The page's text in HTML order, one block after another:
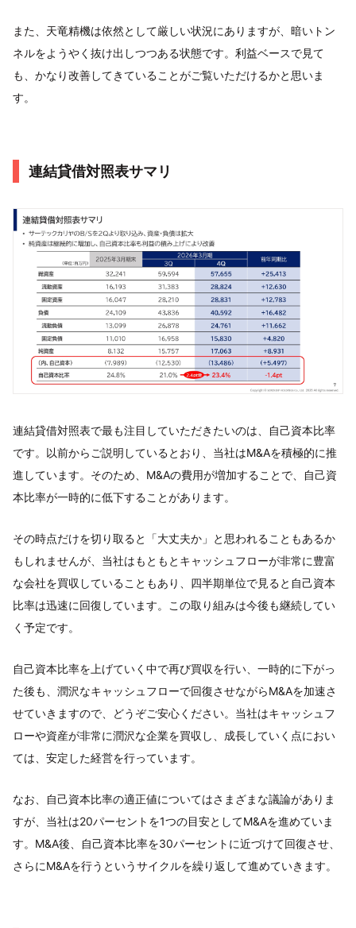
また、天竜精機は依然として厳しい状況にありますが、暗いトン
ネルをようやく抜け出しつつある状態です。利益ベースで見て
も、かなり改善してきていることがご覧いただけるかと思いま
す。
連結貸借対照表サマリ
連結貸借対照表で最も注目していただきたいのは、自己資本比率
です。以前からご説明しているとおり、当社はM&Aを積極的に推
進しています。そのため、M&Aの費用が増加することで、自己資
本比率が一時的に低下することがあります。
その時点だけを切り取ると「大丈夫か」と思われることもあるか
もしれませんが、当社はもともとキャッシュフローが非常に豊富
な会社を買収していることもあり、四半期単位で見ると自己資本
比率は迅速に回復しています。この取り組みは今後も継続してい
く予定です。
自己資本比率を上げていく中で再び買収を行い、一時的に下がっ
た後も、潤沢なキャッシュフローで回復させながらM&Aを加速さ
せていきますので、どうぞご安心ください。当社はキャッシュフ
ローや資産が非常に潤沢な企業を買収し、成長していく点におい
ては、安定した経営を行っています。
なお、自己資本比率の適正値についてはさまざまな議論がありま
すが、当社は20パーセントを1つの目安としてM&Aを進めていま
す。M&A後、自己資本比率を30パーセントに近づけて回復させ、
さらにM&Aを行うというサイクルを繰り返して進めていきます。